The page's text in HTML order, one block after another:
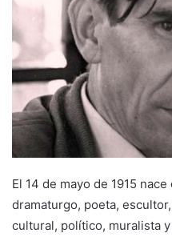
El 14 de mayo de 1915
dramaturgo, poeta,
cultural, político, muralista